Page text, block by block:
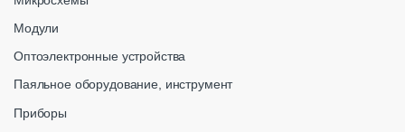
Модули
Оптоэлектронные устройства
Паяльное оборудование, инструмент
Приборы